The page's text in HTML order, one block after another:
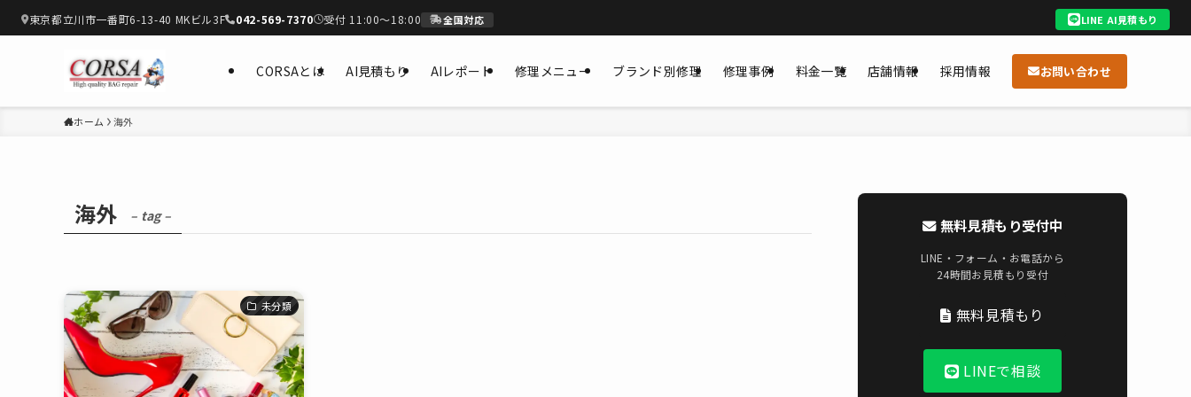
東京都立川市一番町6-13-40 MKビル3F 042-569-7370 受付 11:00〜18:00 全国対応 LINE AI見積もり
CORSAとは AI見積もり AIレポート 修理メニュー ブランド別修理 修理事例 料金一覧 店舗情報 採用情報 お問い合わせ
ホーム 海外
海外 – tag –
未分類
無料見積もり受付中
LINE・フォーム・お電話から
24時間お見積もり受付
無料見積もり
LINEで相談